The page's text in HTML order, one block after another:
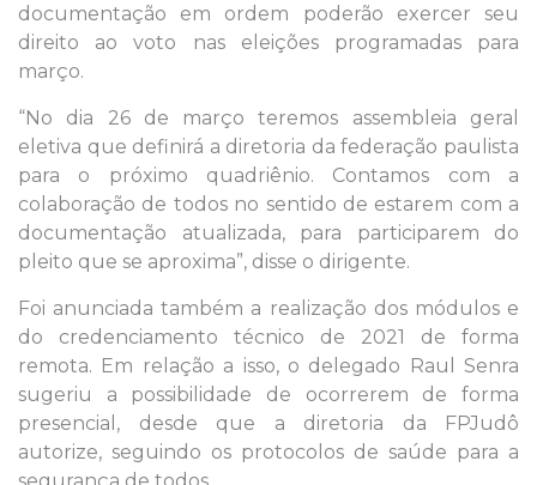
documentação em ordem poderão exercer seu
direito ao voto nas eleições programadas para
março.
“No dia 26 de março teremos assembleia geral
eletiva que definirá a diretoria da federação paulista
para o próximo quadriênio. Contamos com a
colaboração de todos no sentido de estarem com a
documentação atualizada, para participarem do
pleito que se aproxima”, disse o dirigente.
Foi anunciada também a realização dos módulos e
do credenciamento técnico de 2021 de forma
remota. Em relação a isso, o delegado Raul Senra
sugeriu a possibilidade de ocorrerem de forma
presencial, desde que a diretoria da FPJudô
autorize, seguindo os protocolos de saúde para a